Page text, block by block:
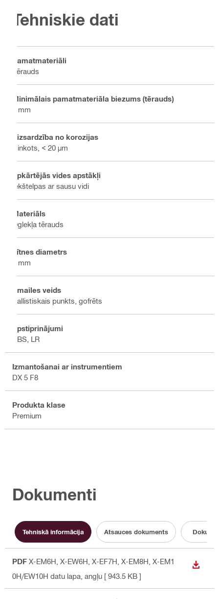
Tehniskie dati
Pamatmateriāli
Tērauds
Minimālais pamatmateriāla biezums (tērauds)
4 mm
Aizsardzība no korozijas
Cinkots, < 20 µm
Apkārtējās vides apstākļi
Iekštelpas ar sausu vidi
Materiāls
Oglekļa tērauds
Vītnes diametrs
6 mm
Smailes veids
Ballistiskais punkts, gofrēts
Apstiprinājumi
ABS, LR
Izmantošanai ar instrumentiem
DX 5 F8
Produkta klase
Premium
Dokumenti
Tehniskā informācija Atsauces dokuments
PDF X-EM6H, X-EW6H, X-EF7H, X-EM8H, X-EM1
0H/EW10H datu lapa , angļu [ 943.5 KB ]